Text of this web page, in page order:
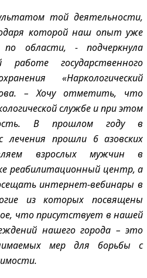
той деятельности,
которой наш опыт уже
по области, - подчеркнула
работе государственного
«Наркологический
– Хочу отметить, что
службе и при этом
В прошлом году в
лечения прошли 6 азовских
взрослых мужчин в
реабилитационный центр, а
интернет-вебинары в
из которых посвящены
что присутствует в нашей
нашего города – это
мер для борьбы с